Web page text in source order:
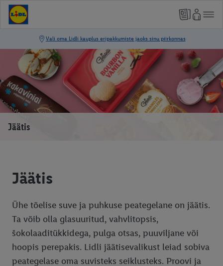
Jäätis
Jäätis
Ühe tõelise suve ja puhkuse peategelane on jäätis.
Ta võib olla glasuuritud, vahvlitopsis,
šokolaaditükkidega, pulga otsas, puuviljane või
hoopis perepakis. Lidli jäätisevalikust leiad sobiva
peategelase oma suvisteks seiklusteks. Proovi ja